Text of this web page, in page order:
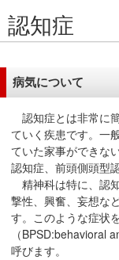
で
す。
ー
ヘ
ダ
ー
メ
ニ
ュ
ー
へ
移
動
し
き
さ
で
す。
大
き
定
す。
メ
ニ
で
す。
メ
ニ
で
す。
検
索
す。
検
索
す。
ュ
ー
す。
ュ
ー
す。
こ
か
文
す。
認知症
病気について
認知症とは非常に
ていく疾患です。一
ていた家事ができな
認知症、前頭側頭型
精神科は特に、認
撃性、興奮、妄想な
す。このような症状
（BPSD:behavioral
呼びます。